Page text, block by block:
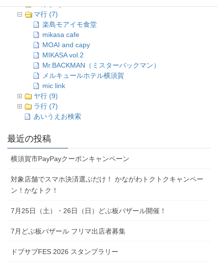
マ行 (7)
楽島モアイモ食堂
mikasa cafe
MOAI and capy
MIKASA vol.2
Mr.BACKMAN（ミスターバックマン）
メルキュールホテル横須賀
mic link
ヤ行 (9)
ラ行 (7)
あいうえお検索
最近の投稿
横須賀市PayPayクーポンキャンペーン
対象店舗でスマホ決済選ぶだけ！ かながわトクトクキャンペー
ン！かなトク！
7月25日（土）・26日（日）どぶ板バザール開催！
7月どぶ板バザール フリマ出店者募集
ドブサブFES 2026 スタンプラリー